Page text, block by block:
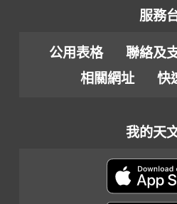
服務
公用表格 聯絡及
相關網址
快
我的天